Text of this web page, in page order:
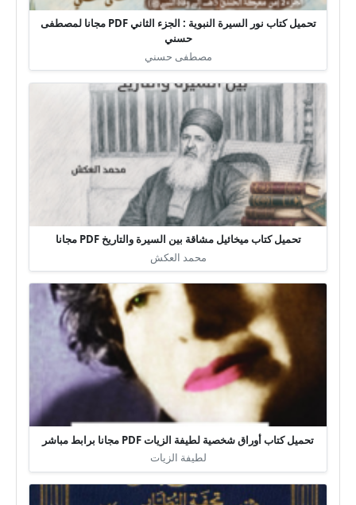
تحميل كتاب نور السيرة النبوية : الجزء الثاني PDF مجانا لمصطفى
حسني
مصطفى حسني
تحميل كتاب ميخائيل مشاقة بين السيرة والتاريخ PDF مجانا
محمد العكش
تحميل كتاب أوراق شخصية لطيفة الزيات PDF مجانا برابط مباشر
لطيفة الزيات